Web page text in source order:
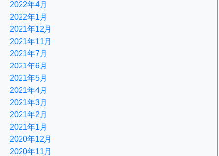
2022年4月
2022年1月
2021年12月
2021年11月
2021年7月
2021年6月
2021年5月
2021年4月
2021年3月
2021年2月
2021年1月
2020年12月
2020年11月